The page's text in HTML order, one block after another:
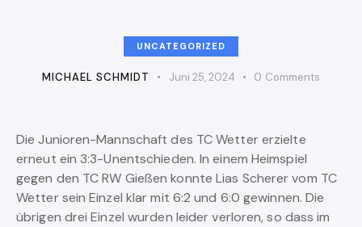
UNCATEGORIZED
MICHAEL SCHMIDT Juni 25, 2024 0 Comments
Die Junioren-Mannschaft des TC Wetter erzielte
erneut ein 3:3-Unentschieden. In einem Heimspiel
gegen den TC RW Gießen konnte Lias Scherer vom TC
Wetter sein Einzel klar mit 6:2 und 6:0 gewinnen. Die
übrigen drei Einzel wurden leider verloren, so dass im